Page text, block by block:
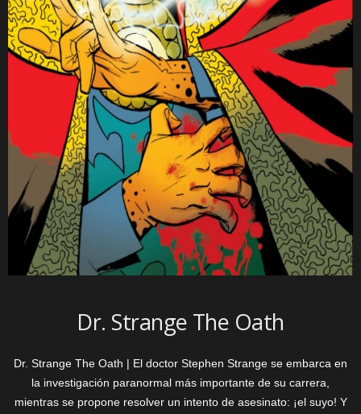
Dr. Strange The Oath
Dr. Strange The Oath | El doctor Stephen Strange se embarca en
la investigación paranormal más importante de su carrera,
mientras se propone resolver un intento de asesinato: ¡el suyo! Y